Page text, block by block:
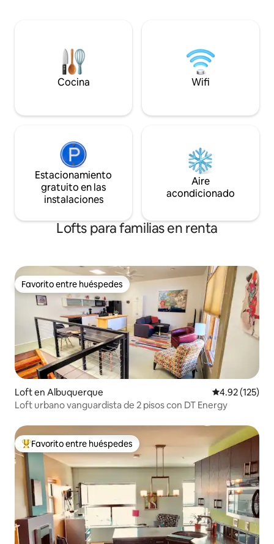
ABQ tiene que ofrecerte!
especiales en
bienestar que
bajar las
en el alojamiento
Cocina Wifi
Estacionamiento
gratuito en las
instalaciones
Aire
acondicionado
Lofts para familias en renta
Favorito entre huéspedes
Favorito entre huéspedes
Loft en Albuquerque Calificación
4.92 (125)
Loft urbano vanguardista de 2 pisos con DT Energy
De los mejores en Favorito entre huéspedes
Favorito entre huéspedes